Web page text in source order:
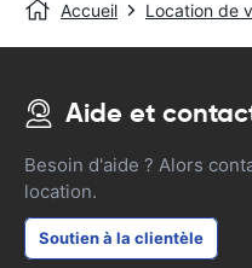
Accueil Location de
Aide et
Besoin d'aide ? Alors
location.
Soutien à la clientèle